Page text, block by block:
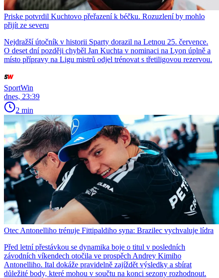
Priske potvrdil Kuchtovo přeřazení k béčku. Rozuzlení by mohlo
přijít ze severu
Nejdražší útočník v historii Sparty dorazil na Letnou 25. července.
O deset dní později chyběl Jan Kuchta v nominaci na Lyon úplně a
místo přípravy na Ligu mistrů odjel trénovat s třetiligovou rezervou.
SportWin
dnes, 23:39
2 min
Otec Antonelliho trénuje Fittipaldiho syna: Brazilec vychvaluje lídra
Před letní přestávkou se dynamika boje o titul v posledních
závodních víkendech otočila ve prospěch Andrey Kimiho
Antonelliho. Ital dokáže pravidelně zajíždět výsledky a sbírat
důležité body, které mohou v součtu na konci sezony rozhodnout.